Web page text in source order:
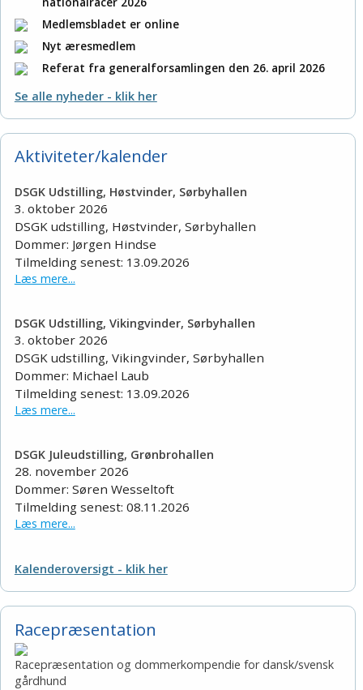
Medlemsbladet er online
Nyt æresmedlem
Referat fra generalforsamlingen den 26. april 2026
Se alle nyheder - klik her
Aktiviteter/kalender
DSGK Udstilling, Høstvinder, Sørbyhallen
3. oktober 2026
DSGK udstilling, Høstvinder, Sørbyhallen
Dommer: Jørgen Hindse
Tilmelding senest: 13.09.2026
Læs mere...
DSGK Udstilling, Vikingvinder, Sørbyhallen
3. oktober 2026
DSGK udstilling, Vikingvinder, Sørbyhallen
Dommer: Michael Laub
Tilmelding senest: 13.09.2026
Læs mere...
DSGK Juleudstilling, Grønbrohallen
28. november 2026
Dommer: Søren Wesseltoft
Tilmelding senest: 08.11.2026
Læs mere...
Kalenderoversigt - klik her
Racepræsentation
Racepræsentation og dommerkompendie for dansk/svensk
gårdhund